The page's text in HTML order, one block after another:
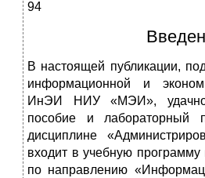
94
В настоящей публикации,
информационной и
ИнЭИ НИУ «МЭИ», удачно
пособие и лабораторный
дисциплине
входит в учебную программу
по направлению